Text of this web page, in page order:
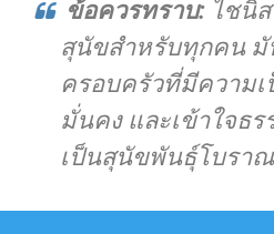
ข้อควรทราบ: ไชนิ
สุนัขสำหรับทุกคน มั
ครอบครัวที่มีความ
มั่นคง และเข้าใจธ
เป็นสุนัขพันธุ์โบราณ